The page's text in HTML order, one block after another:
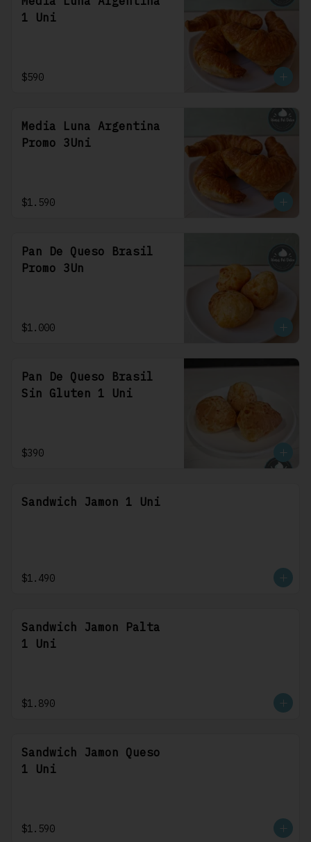
1 Uni
$590
Media Luna Argentina
Promo 3Uni
$1.590
Pan De Queso Brasil
Promo 3Un
$1.000
Pan De Queso Brasil
Sin Gluten 1 Uni
$390
Sandwich Jamon 1 Uni
$1.490
Sandwich Jamon Palta
1 Uni
$1.890
Sandwich Jamon Queso
1 Uni
$1.590